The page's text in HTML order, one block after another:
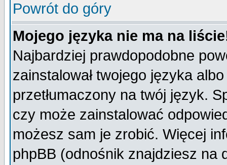
Powrót do góry
Mojego języka nie ma na
Najbardziej prawdopodobne
zainstalował twojego języka
przetłumaczony na twój język.
czy może zainstalować
możesz sam je zrobić. Więcej
phpBB (odnośnik znajdziesz na